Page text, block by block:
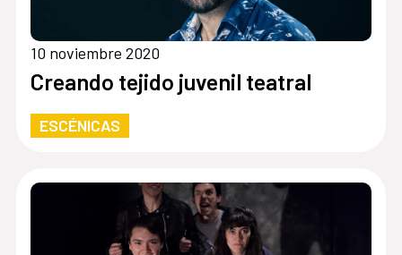
10 noviembre 2020
Creando tejido juvenil teatral
ESCÉNICAS